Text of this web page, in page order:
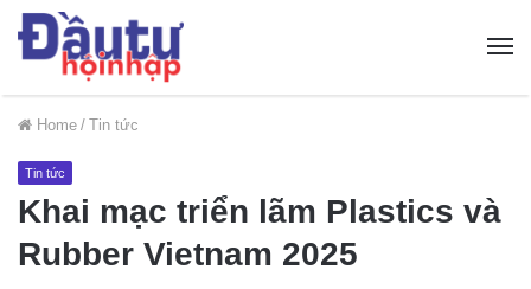
Home / Tin tức
Tin tức
Khai mạc triển lãm Plastics và
Rubber Vietnam 2025